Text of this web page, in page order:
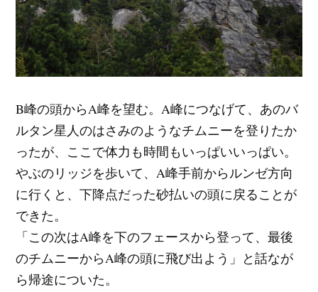
B峰の頭からA峰を望む。A峰につなげて、あのバ
ルタン星人のはさみのようなチムニーを登りたか
ったが、ここで体力も時間もいっぱいいっぱい。
やぶのリッジを歩いて、A峰手前からルンゼ方向
に行くと、下降点だった砂払いの頭に戻ることが
できた。
「この次はA峰を下のフェースから登って、最後
のチムニーからA峰の頭に飛び出よう」と話なが
ら帰途についた。